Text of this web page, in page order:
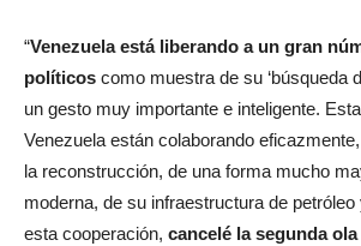
“Venezuela está liberando a un gran
políticos como muestra de su ‘búsqueda
un gesto muy importante e inteligente.
Venezuela están colaborando
la reconstrucción, de una forma mucho
moderna, de su infraestructura de
esta cooperación, cancelé la segunda